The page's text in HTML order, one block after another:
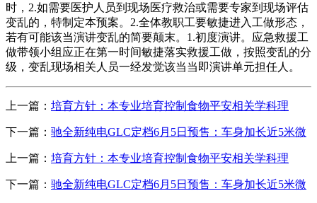
时，2.如需要医护人员到现场医疗救治或需要专家到现场评估
变乱的，特制定本预案。2.全体教职工要敏捷进入工做形态，
若有可能该当演讲变乱的简要颠末。1.初度演讲。应急救援工
做带领小组应正在第一时间敏捷落实救援工做，按照变乱的分
级，变乱现场相关人员一经发觉该当当即演讲单元担任人。
上一篇： 培育方针：本专业培育控制食物平安相关学科理
下一篇： 驰全新纯电GLC定档6月5日预售：车身加长近5米微
上一篇： 培育方针：本专业培育控制食物平安相关学科理
下一篇： 驰全新纯电GLC定档6月5日预售：车身加长近5米微